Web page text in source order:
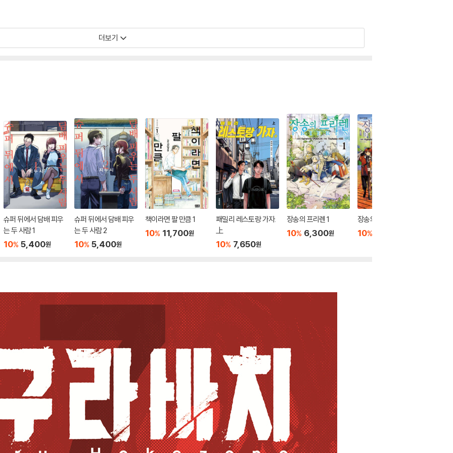
더보기
슈퍼 뒤에서 담배 피우
는 두 사람 1
10% 5,400원
슈퍼 뒤에서 담배 피우
는 두 사람 2
10% 5,400원
책이라면 팔 만큼 1
10% 11,700원
패밀리 레스토랑 가자.
上
10% 7,650원
장송의 프리렌 1
10% 6,300원
장송의 프리렌 3
10%